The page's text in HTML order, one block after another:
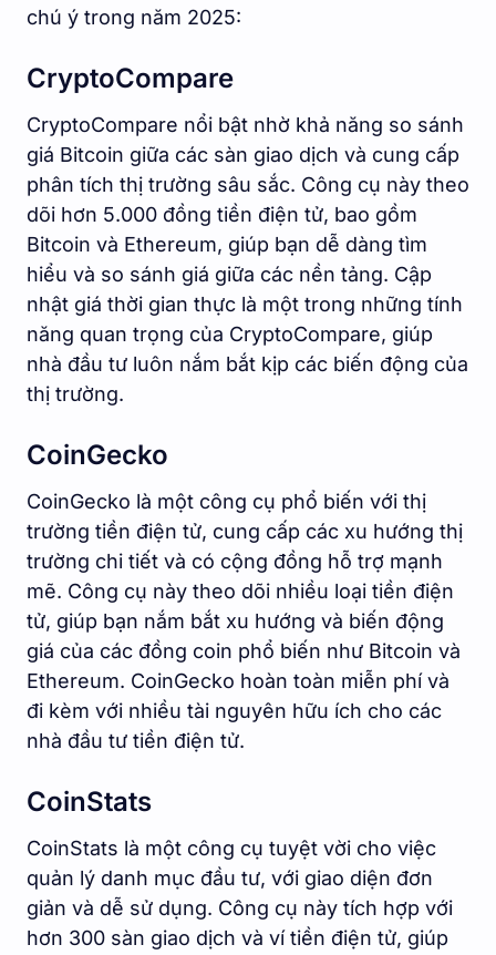
chú ý trong năm 2025:
CryptoCompare
CryptoCompare nổi bật nhờ khả năng so sánh
giá Bitcoin giữa các sàn giao dịch và cung cấp
phân tích thị trường sâu sắc. Công cụ này theo
dõi hơn 5.000 đồng tiền điện tử, bao gồm
Bitcoin và Ethereum, giúp bạn dễ dàng tìm
hiểu và so sánh giá giữa các nền tảng. Cập
nhật giá thời gian thực là một trong những tính
năng quan trọng của CryptoCompare, giúp
nhà đầu tư luôn nắm bắt kịp các biến động của
thị trường.
CoinGecko
CoinGecko là một công cụ phổ biến với thị
trường tiền điện tử, cung cấp các xu hướng thị
trường chi tiết và có cộng đồng hỗ trợ mạnh
mẽ. Công cụ này theo dõi nhiều loại tiền điện
tử, giúp bạn nắm bắt xu hướng và biến động
giá của các đồng coin phổ biến như Bitcoin và
Ethereum. CoinGecko hoàn toàn miễn phí và
đi kèm với nhiều tài nguyên hữu ích cho các
nhà đầu tư tiền điện tử.
CoinStats
CoinStats là một công cụ tuyệt vời cho việc
quản lý danh mục đầu tư, với giao diện đơn
giản và dễ sử dụng. Công cụ này tích hợp với
hơn 300 sàn giao dịch và ví tiền điện tử, giúp